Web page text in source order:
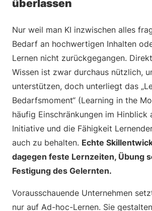
überlassen
Nur weil man KI inzwischen alles
Bedarf an hochwertigen Inhalten
Lernen nicht zurückgegangen.
Wissen ist zwar durchaus nützlich,
unterstützen, doch unterliegt das
Bedarfsmoment“ (Learning in the
häufig Einschränkungen im Hinblick
Initiative und die Fähigkeit
auch zu behalten. Echte
dagegen feste Lernzeiten, Übung
Festigung des Gelernten.
Vorausschauende Unternehmen
nur auf Ad-hoc-Lernen. Sie